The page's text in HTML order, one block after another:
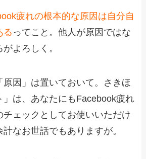
疲れの根本的な原因は自分自
る ってこと。他人が原因ではな
よろしく。
原因」は置いておいて。さきほ
」は、あなたにもFacebook疲れ
チェックとしてお使いいただけ
なお世話でもありますが。